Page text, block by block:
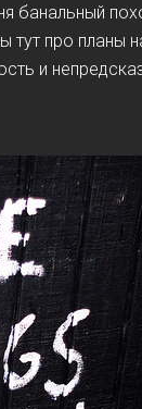
банальный
тут про планы
и